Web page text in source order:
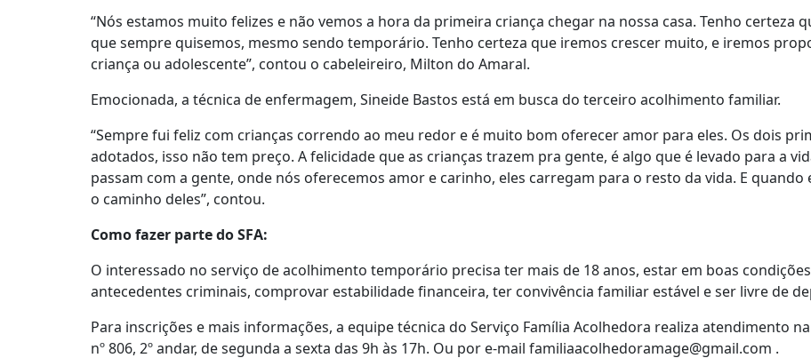
“Nós estamos muito felizes e não vemos a hora da primeira criança chegar na nossa casa. Tenho certeza
que sempre quisemos, mesmo sendo temporário. Tenho certeza que iremos crescer muito, e iremos
criança ou adolescente”, contou o cabeleireiro, Milton do Amaral.
Emocionada, a técnica de enfermagem, Sineide Bastos está em busca do terceiro acolhimento familiar.
“Sempre fui feliz com crianças correndo ao meu redor e é muito bom oferecer amor para eles. Os dois
adotados, isso não tem preço. A felicidade que as crianças trazem pra gente, é algo que é levado para a
passam com a gente, onde nós oferecemos amor e carinho, eles carregam para o resto da vida. E
o caminho deles”, contou.
Como fazer parte do SFA:
O interessado no serviço de acolhimento temporário precisa ter mais de 18 anos, estar em boas
antecedentes criminais, comprovar estabilidade financeira, ter convivência familiar estável e ser livre de
Para inscrições e mais informações, a equipe técnica do Serviço Família Acolhedora realiza atendimento
nº 806, 2º andar, de segunda a sexta das 9h às 17h. Ou por e-mail familiaacolhedoramage@gmail.com .